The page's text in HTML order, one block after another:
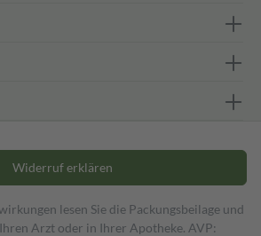
Widerruf erklären
lesen Sie die Packungsbeilage und
Arzt oder in Ihrer Apotheke. AVP: